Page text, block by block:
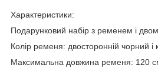
Характеристики:
Подарунковий набір з ременем і
Колір ременя: двосторонній чорний і
Максимальна довжина ременя: 120